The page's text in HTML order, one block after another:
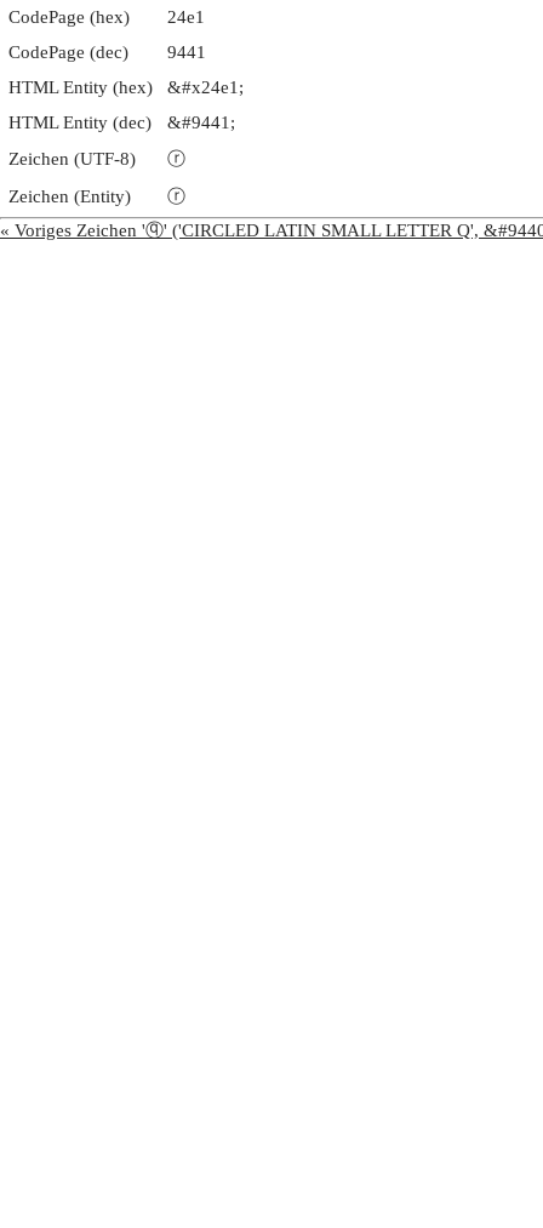
CodePage (hex)
24e1
CodePage (dec)
9441
HTML Entity (hex)
&#x24e1;
HTML Entity (dec)
&#9441;
Zeichen (UTF-8)
ⓡ
Zeichen (Entity)
ⓡ
« Voriges Zeichen 'ⓠ' ('CIRCLED LATIN SMALL LETTER Q',